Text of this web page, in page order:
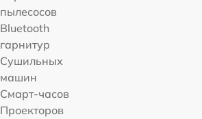
пылесосов
Bluetooth
гарнитур
Сушильных
машин
Смарт-часов
Проекторов